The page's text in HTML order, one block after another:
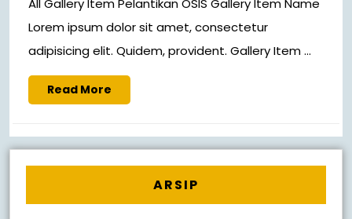
All Gallery Item Pelantikan OSIS Gallery Item Name
Lorem ipsum dolor sit amet, consectetur
adipisicing elit. Quidem, provident. Gallery Item ...
Read More
ARSIP